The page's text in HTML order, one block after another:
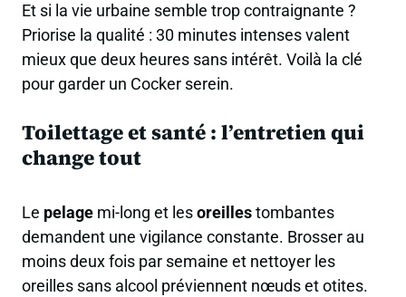
Et si la vie urbaine semble trop contraignante ?
Priorise la qualité : 30 minutes intenses valent
mieux que deux heures sans intérêt. Voilà la clé
pour garder un Cocker serein.
Toilettage et santé : l’entretien qui
change tout
Le pelage mi-long et lesoreillestombantes
demandent une vigilance constante. Brosser au
moins deux fois par semaine et nettoyer les
oreilles sans alcool préviennent nœuds et otites.